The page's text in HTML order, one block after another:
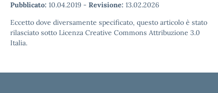
Pubblicato: 10.04.2019 - Revisione: 13.02.2026
Eccetto dove diversamente specificato, questo articolo è stato
rilasciato sotto Licenza Creative Commons Attribuzione 3.0
Italia.